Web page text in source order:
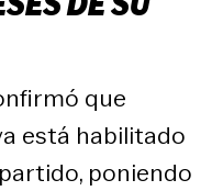
que
está habilitado
poniendo